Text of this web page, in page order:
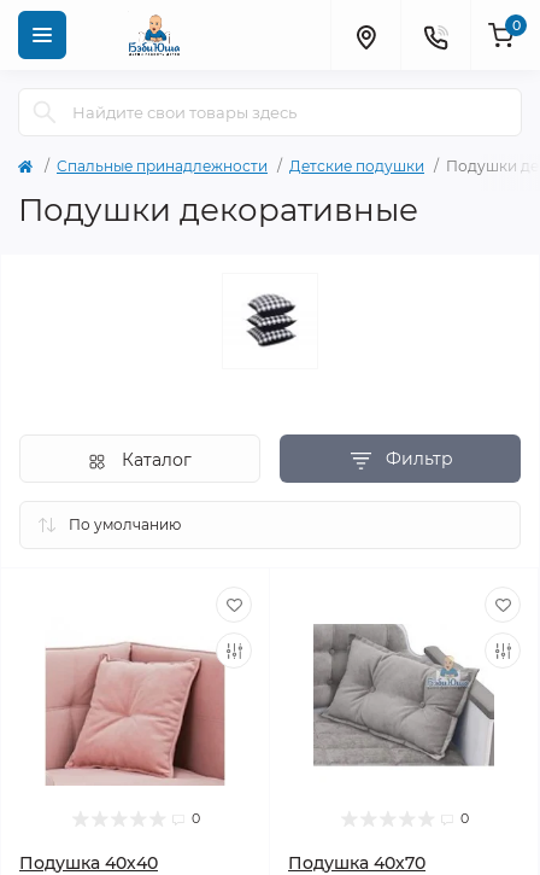
0
Спальные принадлежности Детские подушки Подушки
Подушки декоративные
Фильтр
Каталог
0
Подушка 40х40
0
Подушка 40х70